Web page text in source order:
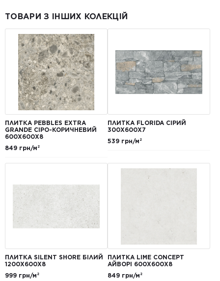
ТОВАРИ З ІНШИХ КОЛЕКЦІЙ
ПЛИТКА PEBBLES EXTRA
GRANDE СІРО-КОРИЧНЕВИЙ
600Х600Х8
849 грн/м²
ПЛИТКА FLORIDA СІРИЙ
300Х600Х7
539 грн/м²
ПЛИТКА SILENT SHORE БІЛИЙ
1200Х600Х8
999 грн/м²
ПЛИТКА LIME CONCEPT
АЙВОРІ 600Х600Х8
849 грн/м²